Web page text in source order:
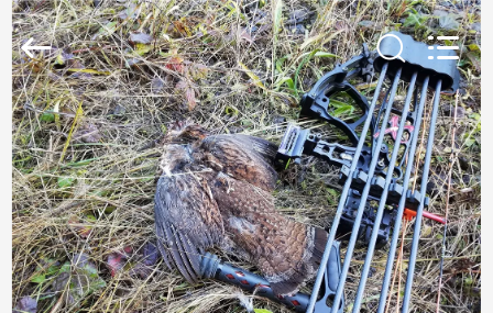
HUIS
PRODUCTEN
ONGEVEER
ONS
Consistent
Arrows.
Rights
Reserved.